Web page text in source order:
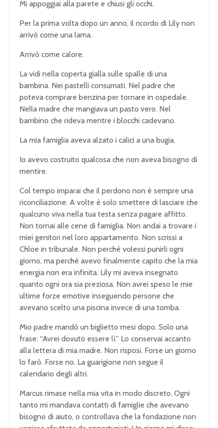
Mi appoggiai alla parete e chiusi gli occhi.
Per la prima volta dopo un anno, il ricordo di Lily non
arrivò come una lama.
Arrivò come calore.
La vidi nella coperta gialla sulle spalle di una
bambina. Nei pastelli consumati. Nel padre che
poteva comprare benzina per tornare in ospedale.
Nella madre che mangiava un pasto vero. Nel
bambino che rideva mentre i blocchi cadevano.
La mia famiglia aveva alzato i calici a una bugia.
Io avevo costruito qualcosa che non aveva bisogno di
mentire.
Col tempo imparai che il perdono non è sempre una
riconciliazione. A volte è solo smettere di lasciare che
qualcuno viva nella tua testa senza pagare affitto.
Non tornai alle cene di famiglia. Non andai a trovare i
miei genitori nel loro appartamento. Non scrissi a
Chloe in tribunale. Non perché volessi punirli ogni
giorno, ma perché avevo finalmente capito che la mia
energia non era infinita. Lily mi aveva insegnato
quanto ogni ora sia preziosa. Non avrei speso le mie
ultime forze emotive inseguendo persone che
avevano scelto una piscina invece di una tomba.
Mio padre mandò un biglietto mesi dopo. Solo una
frase: “Avrei dovuto essere lì.” Lo conservai accanto
alla lettera di mia madre. Non risposi. Forse un giorno
lo farò. Forse no. La guarigione non segue il
calendario degli altri.
Marcus rimase nella mia vita in modo discreto. Ogni
tanto mi mandava contatti di famiglie che avevano
bisogno di aiuto, o controllava che la fondazione non